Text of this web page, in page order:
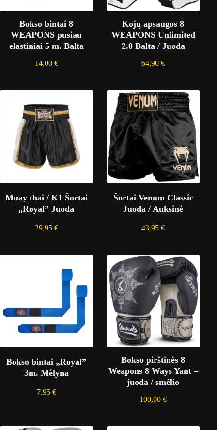
Bokso bintai 8
WEAPONS pusiau
elastiniai 5 m. Balta
14,00 €
Kojų apsaugos 8
WEAPONS Unlimited
2.0 Balta / Juoda
64,90€
Muay thai / K1 Šortai
„Royal” Juoda
29,95 €
Šortai Venum Classic
Juoda / Auksinė
43,95€
Bokso bintai „Royal”
3m. Mėlyna
7,95 €
Bokso pirštinės 8
Weapons 8 Ways Yant –
juoda / smėlio
100,00€